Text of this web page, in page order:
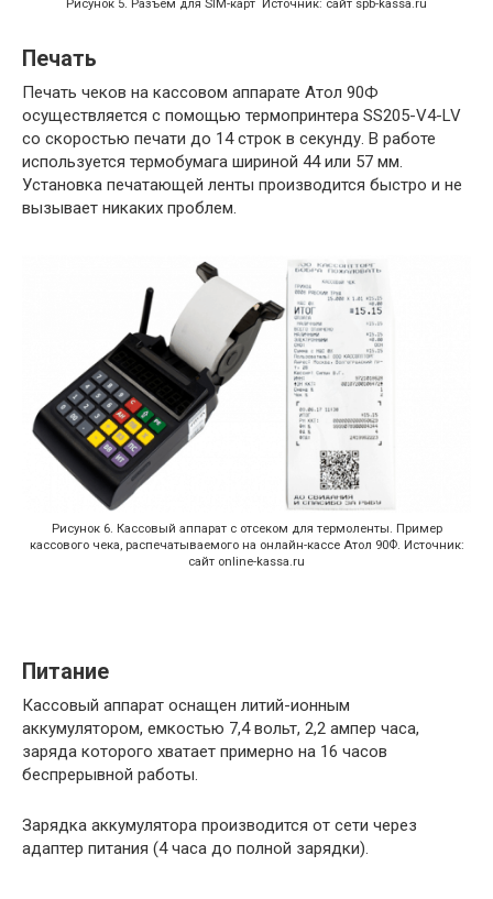
Рисунок 5. Разъем для SIM-карт Источник: сайт spb-kassa.ru
Печать
Печать чеков на кассовом аппарате Атол 90Ф
осуществляется с помощью термопринтера SS205-V4-LV
со скоростью печати до 14 строк в секунду. В работе
используется термобумага шириной 44 или 57 мм.
Установка печатающей ленты производится быстро и не
вызывает никаких проблем.
Рисунок 6. Кассовый аппарат с отсеком для термоленты. Пример
кассового чека, распечатываемого на онлайн-кассе Атол 90Ф. Источник:
сайт online-kassa.ru
Питание
Кассовый аппарат оснащен литий-ионным
аккумулятором, емкостью 7,4 вольт, 2,2 ампер часа,
заряда которого хватает примерно на 16 часов
беспрерывной работы.
Зарядка аккумулятора производится от сети через
адаптер питания (4 часа до полной зарядки).